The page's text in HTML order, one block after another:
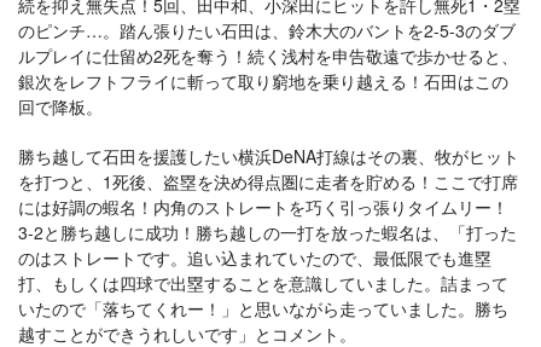
のピンチ…。踏ん張りたい石田は、鈴木大のバントを2-5-3のダブ
ルプレイに仕留め2死を奪う！続く浅村を申告敬遠で歩かせると、
銀次をレフトフライに斬って取り窮地を乗り越える！石田はこの
回で降板。
勝ち越して石田を援護したい横浜DeNA打線はその裏、牧がヒット
を打つと、1死後、盗塁を決め得点圏に走者を貯める！ここで打席
には好調の蝦名！内角のストレートを巧く引っ張りタイムリー！
3-2と勝ち越しに成功！勝ち越しの一打を放った蝦名は、「打った
のはストレートです。追い込まれていたので、最低限でも進塁
打、もしくは四球で出塁することを意識していました。詰まって
いたので「落ちてくれー！」と思いながら走っていました。勝ち
越すことができうれしいです」とコメント。